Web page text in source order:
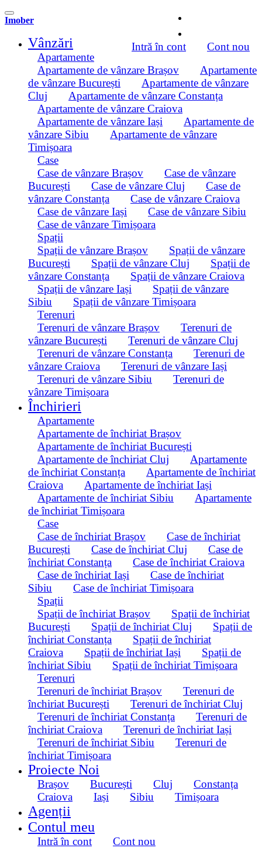
Imober
Intră în cont Cont nou
Vânzări
Apartamente
Apartamente de vânzare Brașov
Apartamente
de vânzare București
Apartamente de vânzare
Cluj
Apartamente de vânzare Constanța
Apartamente de vânzare Craiova
Apartamente de vânzare Iași
Apartamente de
vânzare Sibiu
Apartamente de vânzare
Timișoara
Case
Case de vânzare Brașov
Case de vânzare
București
Case de vânzare Cluj
Case de
vânzare Constanța
Case de vânzare Craiova
Case de vânzare Iași
Case de vânzare Sibiu
Case de vânzare Timișoara
Spații
Spații de vânzare Brașov
Spații de vânzare
București
Spații de vânzare Cluj
Spații de
vânzare Constanța
Spații de vânzare Craiova
Spații de vânzare Iași
Spații de vânzare
Sibiu
Spații de vânzare Timișoara
Terenuri
Terenuri de vânzare Brașov
Terenuri de
vânzare București
Terenuri de vânzare Cluj
Terenuri de vânzare Constanța
Terenuri de
vânzare Craiova
Terenuri de vânzare Iași
Terenuri de vânzare Sibiu
Terenuri de
vânzare Timișoara
Închirieri
Apartamente
Apartamente de închiriat Brașov
Apartamente de închiriat București
Apartamente de închiriat Cluj
Apartamente
de închiriat Constanța
Apartamente de închiriat
Craiova
Apartamente de închiriat Iași
Apartamente de închiriat Sibiu
Apartamente
de închiriat Timișoara
Case
Case de închiriat Brașov
Case de închiriat
București
Case de închiriat Cluj
Case de
închiriat Constanța
Case de închiriat Craiova
Case de închiriat Iași
Case de închiriat
Sibiu
Case de închiriat Timișoara
Spații
Spații de închiriat Brașov
Spații de închiriat
București
Spații de închiriat Cluj
Spații de
închiriat Constanța
Spații de închiriat
Craiova
Spații de închiriat Iași
Spații de
închiriat Sibiu
Spații de închiriat Timișoara
Terenuri
Terenuri de închiriat Brașov
Terenuri de
închiriat București
Terenuri de închiriat Cluj
Terenuri de închiriat Constanța
Terenuri de
închiriat Craiova
Terenuri de închiriat Iași
Terenuri de închiriat Sibiu
Terenuri de
închiriat Timișoara
Proiecte Noi
Brașov București Cluj
Constanța
Craiova
Iași Sibiu Timișoara
Agenții
Contul meu
Intră în cont Cont nou